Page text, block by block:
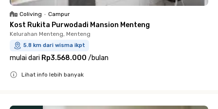
Coliving • Campur
Kost Rukita Purwodadi Mansion Menteng
Kelurahan Menteng, Menteng
5.8 km dari wisma ikpt
mulai dari Rp3.568.000 /bulan
Lihat info lebih banyak